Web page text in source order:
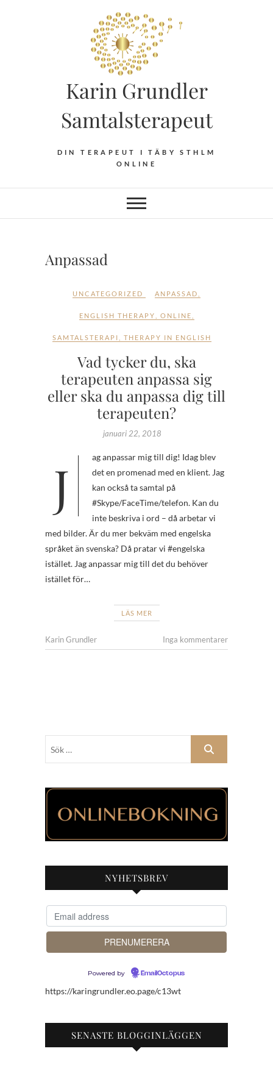
Karin Grundler
Samtalsterapeut
DIN TERAPEUT I TÄBY STHLM
ONLINE
Anpassad
UNCATEGORIZED ANPASSAD
ENGLISH THERAPY ONLINE
SAMTALSTERAPI THERAPY IN ENGLISH
Vad tycker du, ska
terapeuten anpassa sig
eller ska du anpassa dig till
terapeuten?
januari 22, 2018
Jag anpassar mig till dig! Idag blev
det en promenad med en klient. Jag
kan också ta samtal på
#Skype/FaceTime/telefon. Kan du
inte beskriva i ord – då arbetar vi
med bilder. Är du mer bekväm med engelska
språket än svenska? Då pratar vi #engelska
istället. Jag anpassar mig till det du behöver
istället för…
LÄS MER
Karin Grundler Inga kommentarer
NYHETSBREV
Powered by EmailOctopus
https://karingrundler.eo.page/c13wt
SENASTE BLOGGINLÄGGEN